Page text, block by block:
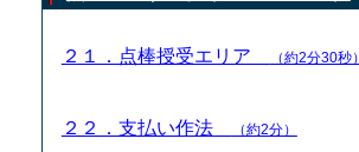
２１．点棒授受エリア （約2分30秒）
２２．支払い作法 （約2分）